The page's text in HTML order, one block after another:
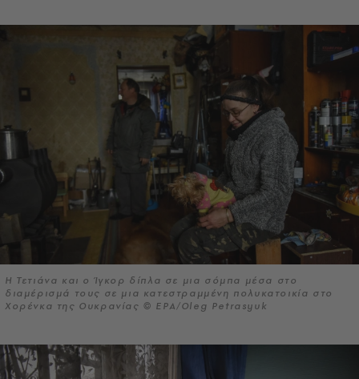
Η Τετιάνα και ο Ίγκορ δίπλα σε μια σόμπα μέσα στο
διαμέρισμά τους σε μια κατεστραμμένη πολυκατοικία στο
Χορένκα της Ουκρανίας © EPA/Oleg Petrasyuk